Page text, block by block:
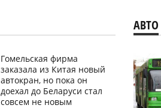
Гомельская фирма
заказала из Китая новый
автокран, но пока он
доехал до Беларуси стал
совсем не новым
АВТО